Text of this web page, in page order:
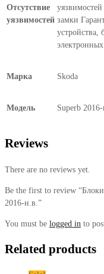
Отсутствие
уязвимостей
уязвимостей
замки
устройства,
электронных
Марка Skoda
Модель Superb 2016-
Reviews
There are no reviews yet.
Be the first to review
2016-н.в.”
You must be logged in to
Related products